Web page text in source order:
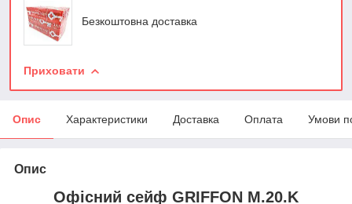
Безкоштовна доставка
Приховати
Опис Характеристики Доставка Оплата Умови
Опис
Офісний сейф GRIFFON M.20.K